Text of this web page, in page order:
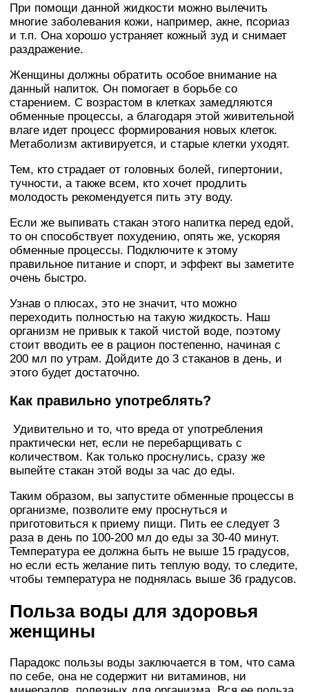
При помощи данной жидкости можно вылечить
многие заболевания кожи, например, акне, псориаз
и т.п. Она хорошо устраняет кожный зуд и снимает
раздражение.
Женщины должны обратить особое внимание на
данный напиток. Он помогает в борьбе со
старением. С возрастом в клетках замедляются
обменные процессы, а благодаря этой живительной
влаге идет процесс формирования новых клеток.
Метаболизм активируется, и старые клетки уходят.
Тем, кто страдает от головных болей, гипертонии,
тучности, а также всем, кто хочет продлить
молодость рекомендуется пить эту воду.
Если же выпивать стакан этого напитка перед едой,
то он способствует похудению, опять же, ускоряя
обменные процессы. Подключите к этому
правильное питание и спорт, и эффект вы заметите
очень быстро.
Узнав о плюсах, это не значит, что можно
переходить полностью на такую жидкость. Наш
организм не привык к такой чистой воде, поэтому
стоит вводить ее в рацион постепенно, начиная с
200 мл по утрам. Дойдите до 3 стаканов в день, и
этого будет достаточно.
Как правильно употреблять?
Удивительно и то, что вреда от употребления
практически нет, если не перебарщивать с
количеством. Как только проснулись, сразу же
выпейте стакан этой воды за час до еды.
Таким образом, вы запустите обменные процессы в
организме, позволите ему проснуться и
приготовиться к приему пищи. Пить ее следует 3
раза в день по 100-200 мл до еды за 30-40 минут.
Температура ее должна быть не выше 15 градусов,
но если есть желание пить теплую воду, то следите,
чтобы температура не поднялась выше 36 градусов.
Польза воды для здоровья
женщины
Парадокс пользы воды заключается в том, что сама
по себе, она не содержит ни витаминов, ни